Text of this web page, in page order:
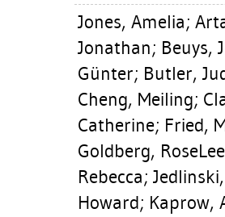
Jones, Amelia;
Jonathan; Beuys,
Günter; Butler,
Cheng, Meiling;
Catherine; Fried,
Goldberg, RoseLee
Rebecca;
Howard; Kaprow,